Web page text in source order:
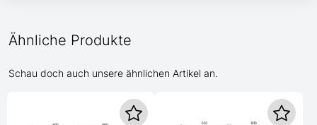
Ähnliche Produkte
Schau doch auch unsere ähnlichen Artikel an.